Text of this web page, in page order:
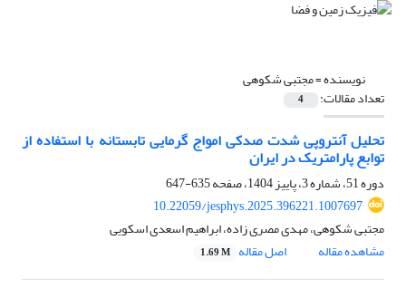
نویسنده =مجتبی شکوهی
تعداد مقالات: 4
تحلیل آنتروپی شدت صدکی امواج گرمایی تابستانه با استفاده از
توابع پارامتریک در ایران
دوره 51، شماره 3، پاییز 1404، صفحه
635-647
10.22059/jesphys.2025.396221.1007697
مجتبی شکوهی، مهدی مصری زاده، ابراهیم اسعدی اسکویی
مشاهده مقاله
اصل مقاله 1.69 M